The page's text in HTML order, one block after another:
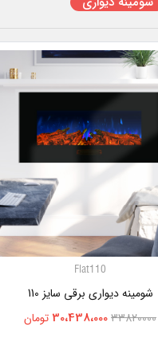
Flat110
شومینه دیواری برقی سایز 110
3382000030،438،000تومان